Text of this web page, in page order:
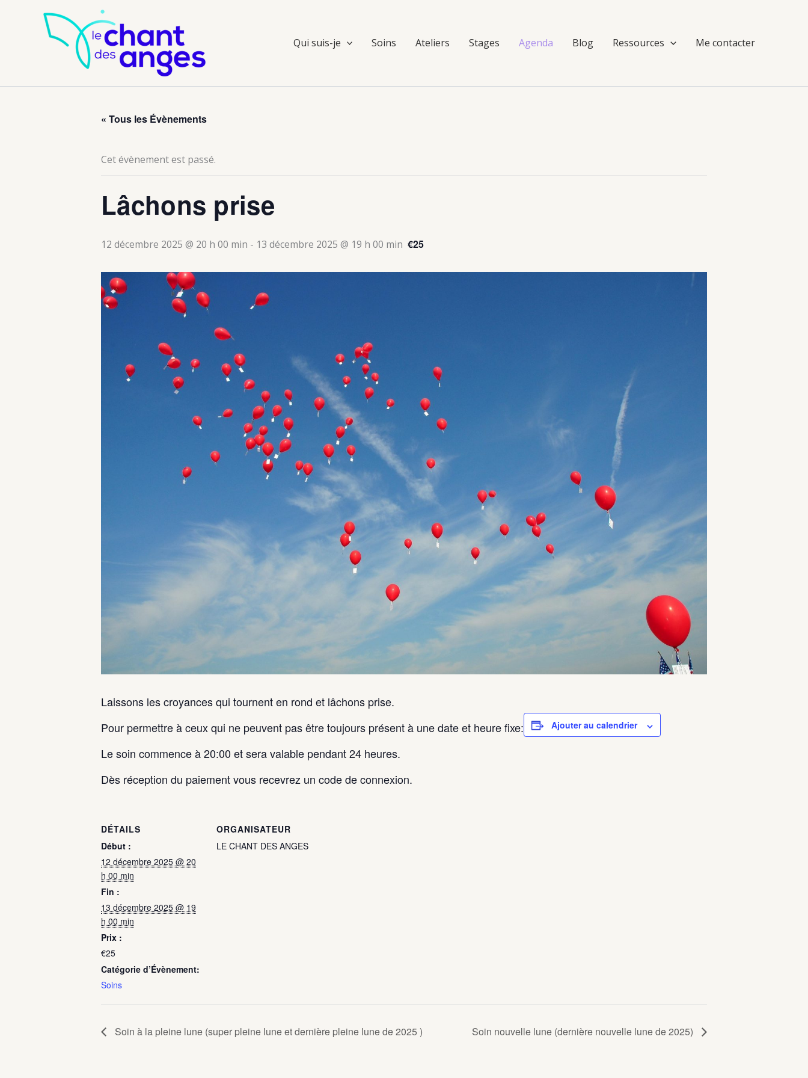
Qui suis-je Soins Ateliers Stages Agenda Blog Ressources Me contacter
« Tous les Évènements
Cet évènement est passé.
Lâchons prise
12 décembre 2025 @ 20 h 00 min - 13 décembre 2025 @ 19 h 00 min €25
Laissons les croyances qui tournent en rond et lâchons prise.
Pour permettre à ceux qui ne peuvent pas être toujours présent à une date et heure fixe:
Le soin commence à 20:00 et sera valable pendant 24 heures.
Dès réception du paiement vous recevrez un code de connexion.
Ajouter au calendrier
DÉTAILS
Début :
12 décembre 2025 @ 20
h 00 min
Fin :
13 décembre 2025 @ 19
h 00 min
Prix :
€25
Catégorie d’Évènement:
Soins
ORGANISATEUR
LE CHANT DES ANGES
Soin à la pleine lune (super pleine lune et dernière pleine lune de 2025 ) Soin nouvelle lune (dernière nouvelle lune de 2025)